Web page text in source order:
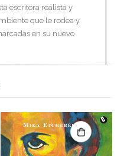
escritora realista y
que le rodea y
en su nuevo